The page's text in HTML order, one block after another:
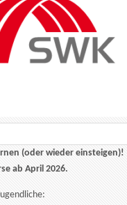
(oder wieder einsteigen)!
ab April 2026.